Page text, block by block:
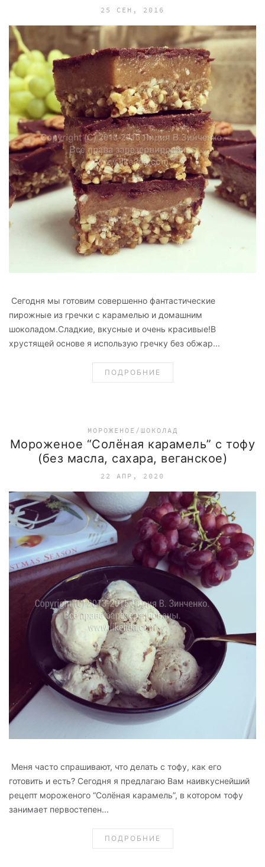
25 СЕН, 2016
Сегодня мы готовим совершенно фантастические
пирожные из гречки с карамелью и домашним
шоколадом.Сладкие, вкусные и очень красивые!В
хрустящей основе я использую гречку без обжар...
ПОДРОБНИЕ
МОРОЖЕНОЕ/ШОКОЛАД
Мороженое “Солёная карамель” с тофу
(без масла, сахара, веганское)
22 АПР, 2020
Меня часто спрашивают, что делать с тофу, как его
готовить и есть? Сегодня я предлагаю Вам наивкуснейший
рецепт мороженого “Солёная карамель”, в котором тофу
занимает первостепен...
ПОДРОБНИЕ